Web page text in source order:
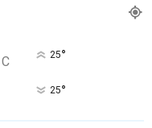
C 25°
25°